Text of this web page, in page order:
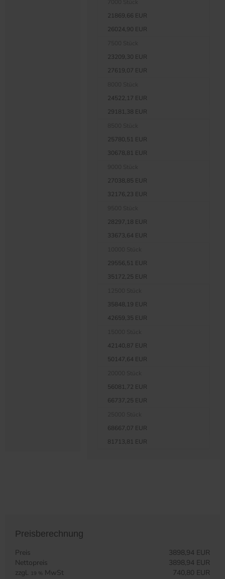
21869,66 EUR
26024,90 EUR
23209,30 EUR
27619,07 EUR
24522,17 EUR
29181,38 EUR
25780,51 EUR
30678,81 EUR
27038,85 EUR
32176,23 EUR
28297,18 EUR
33673,64 EUR
29556,51 EUR
35172,25 EUR
35848,19 EUR
42659,35 EUR
42140,87 EUR
50147,64 EUR
56081,72 EUR
66737,25 EUR
68667,07 EUR
81713,81 EUR
Preisberechnung
Preis
3898,94 EUR
Nettopreis
3898,94 EUR
zzgl. 19 % MwSt 740,80 EUR